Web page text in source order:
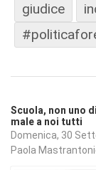
giudice
Scuola, non uno
male a noi tutti
Domenica, 30
Paola